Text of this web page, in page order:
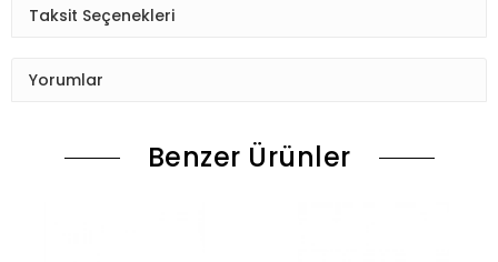
Taksit Seçenekleri
Yorumlar
Benzer Ürünler